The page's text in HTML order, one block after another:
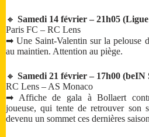
🔸 Samedi 14 février – 21h05
Paris FC – RC Lens
➡ Une Saint-Valentin sur la pelouse
au maintien. Attention au piège.
🔸 Samedi 21 février – 17h00 (beIN
RC Lens – AS Monaco
➡ Affiche de gala à Bollaert
joueuse, qui tente de retrouver son
devenu un sommet ces dernières